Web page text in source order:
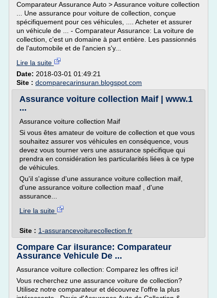
Comparateur Assurance Auto > Assurance voiture collection
... Une assurance pour voiture de collection, conçue
spécifiquement pour ces véhicules, .... Acheter et assurer
un véhicule de ... - Comparateur Assurance: La voiture de
collection, c'est un domaine à part entière. Les passionnés
de l'automobile et de l'ancien s'y...
Lire la suite
Date: 2018-03-01 01:49:21
Site : dcomparecarinsuran.blogspot.com
Assurance voiture collection Maif | www.1
...
Assurance voiture collection Maif
Si vous êtes amateur de voiture de collection et que vous
souhaitez assurer vos véhicules en conséquence, vous
devez vous tourner vers une assurance spécifique qui
prendra en considération les particularités liées à ce type
de véhicules.
Qu'il s'agisse d'une assurance voiture collection maif,
d'une assurance voiture collection maaf , d'une
assurance...
Lire la suite
Site : 1-assurancevoiturecollection.fr
Compare Car iIsurance: Comparateur
Assurance Vehicule De ...
Assurance voiture collection: Comparez les offres ici!
Vous recherchez une assurance voiture de collection?
Utilisez notre comparateur et découvrez l'offre la plus